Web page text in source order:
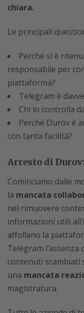
chiara.
Le principali
Perché si è
responsabile per
piattaforma?
Telegram è
Chi lo controlla
Perché Durov è
con tanta facilità?
Arresto di
Cominciamo dalle
la mancata
nel rimuovere
informazioni utili
affollano la
Telegram
contenuti scambiati
una mancata
magistratura.